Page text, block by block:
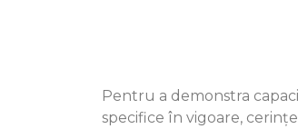
Pentru a demonstra
specifice în vigoare,